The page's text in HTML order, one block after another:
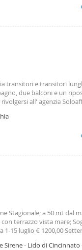
transitori e transitori
due balconi e un
all' agenzia
Stagionale; a 50 mt dal
terrazzo vista mare;
15 luglio € 1200,00
- Lido di Cincinnato